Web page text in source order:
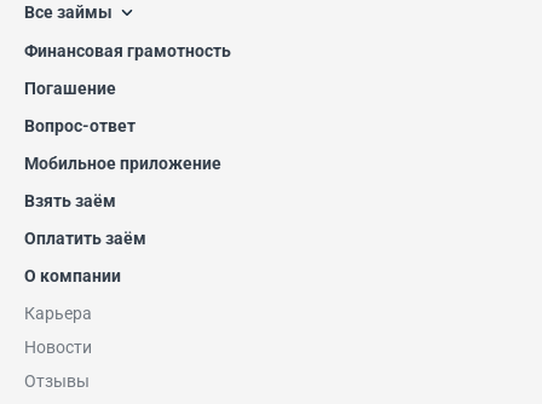
Все займы
Финансовая грамотность
Погашение
Вопрос-ответ
Мобильное приложение
Взять заём
Оплатить заём
О компании
Карьера
Новости
Отзывы